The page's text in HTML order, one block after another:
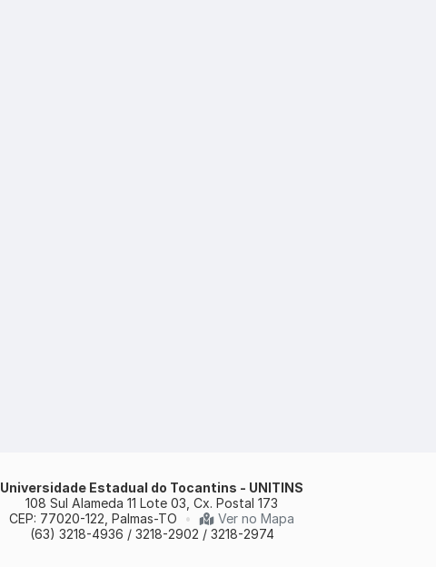
Universidade Estadual do Tocantins - UNITINS
108 Sul Alameda 11 Lote 03, Cx. Postal 173
CEP: 77020-122, Palmas-TO
•
Ver no Mapa
(63) 3218-4936 / 3218-2902 / 3218-2974